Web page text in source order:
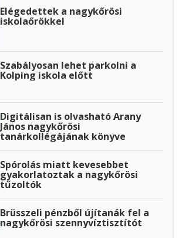
Elégedettek a nagykőrösi
iskolaőrökkel
Szabályosan lehet parkolni a
Kolping iskola előtt
Digitálisan is olvasható Arany
János nagykőrösi
tanárkollégájának könyve
Spórolás miatt kevesebbet
gyakorlatoztak a nagykőrösi
tűzoltók
Brüsszeli pénzből újítanák fel a
nagykőrösi szennyvíztisztítót